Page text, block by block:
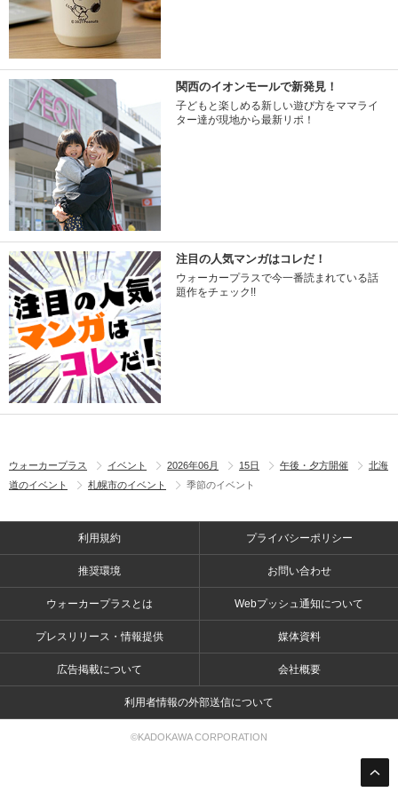
関西のイオンモールで新発見！
子どもと楽しめる新しい遊び方をママライ
ター達が現地から最新リポ！
注目の人気マンガはコレだ！
ウォーカープラスで今一番読まれている話
題作をチェック!!
ウォーカープラス イベント 2026年06月 15日 午後・夕方開催
北海
道のイベント
札幌市のイベント 季節のイベント
利用規約 プライバシーポリシー
推奨環境 お問い合わせ
ウォーカープラスとは Webプッシュ通知について
プレスリリース・情報提供 媒体資料
広告掲載について 会社概要
利用者情報の外部送信について
©KADOKAWA CORPORATION